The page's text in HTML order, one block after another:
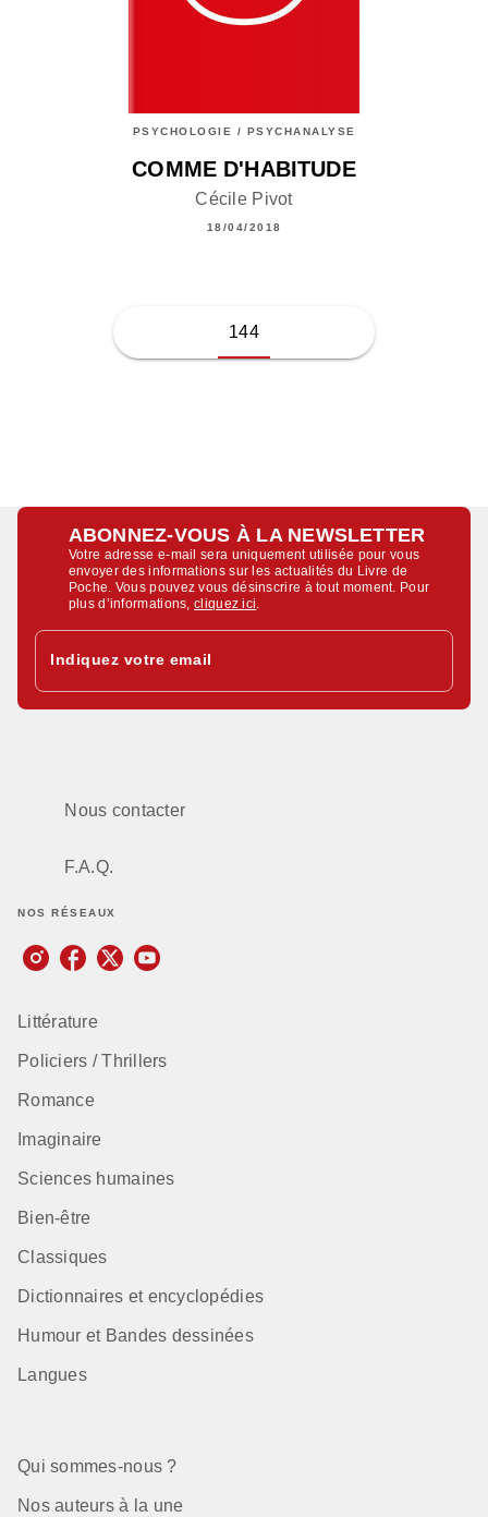
PSYCHOLOGIE / PSYCHANALYSE
COMME D'HABITUDE
Cécile Pivot
18/04/2018
144
ABONNEZ-VOUS À LA NEWSLETTER
Votre adresse e-mail sera uniquement utilisée pour vous
envoyer des informations sur les actualités du Livre de
Poche. Vous pouvez vous désinscrire à tout moment. Pour
plus d’informations,cliquez ici
Indiquez votre email
Nous contacter
F.A.Q.
NOS RÉSEAUX
Littérature
Policiers / Thrillers
Romance
Imaginaire
Sciences humaines
Bien-être
Classiques
Dictionnaires et encyclopédies
Humour et Bandes dessinées
Langues
Qui sommes-nous ?
Nos auteurs à la une